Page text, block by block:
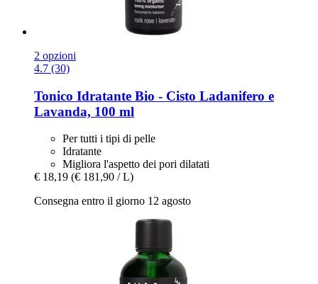
2 opzioni
4.7 (30)
Tonico Idratante Bio -​ Cisto Ladanifero e
Lavanda, 100 ml
Per tutti i tipi di pelle
Idratante
Migliora l'aspetto dei pori dilatati
€ 18,19 (€ 181,90 / L)
Consegna entro il giorno 12 agosto